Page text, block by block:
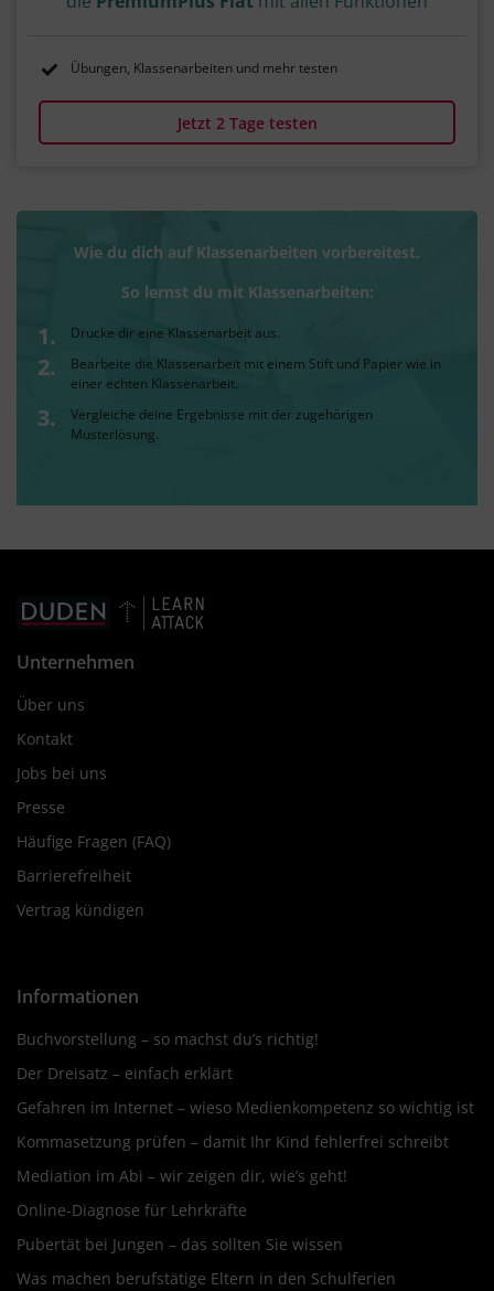
Übungen, Klassenarbeiten und mehr testen
Jetzt 2 Tage testen
Wie du dich auf Klassenarbeiten vorbereitest.
So lernst du mit Klassenarbeiten:
Drucke dir eine Klassenarbeit aus.
Bearbeite die Klassenarbeit mit einem Stift und Papier wie in
einer echten Klassenarbeit.
Vergleiche deine Ergebnisse mit der zugehörigen
Musterlösung.
Unternehmen
Über uns
Kontakt
Jobs bei uns
Presse
Häufige Fragen (FAQ)
Barrierefreiheit
Vertrag kündigen
Informationen
Buchvorstellung – so machst du’s richtig!
Der Dreisatz – einfach erklärt
Gefahren im Internet – wieso Medienkompetenz so wichtig ist
Kommasetzung prüfen – damit Ihr Kind fehlerfrei schreibt
Mediation im Abi – wir zeigen dir, wie’s geht!
Online-Diagnose für Lehrkräfte
Pubertät bei Jungen – das sollten Sie wissen
Was machen berufstätige Eltern in den Schulferien